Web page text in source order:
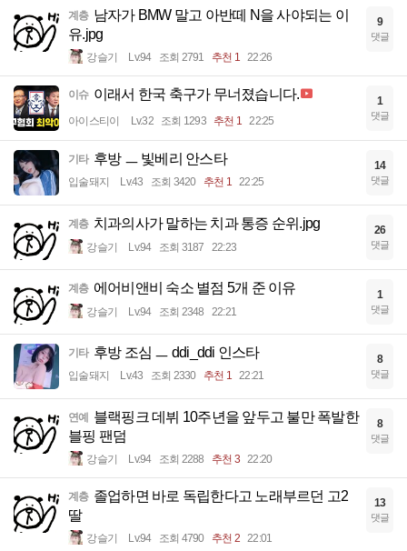
계층 남자가 BMW 말고 아반떼 N을 사야되는 이
유.jpg
강슬기 Lv.94 조회 2791 추천 1 22:26
9
댓글
이슈 이래서 한국 축구가 무너졌습니다.
아이스티이 Lv.32 조회 1293 추천 1 22:25
1
댓글
기타 후방 ㅡ 빛베리 안스타
입술돼지 Lv.43 조회 3420 추천 1 22:25
14
댓글
계층 치과의사가 말하는 치과 통증 순위.jpg
강슬기 Lv.94 조회 3187 22:23
26
댓글
계층 에어비앤비 숙소 별점 5개 준 이유
강슬기 Lv.94 조회 2348 22:21
1
댓글
기타 후방 조심 ㅡ ddi_ddi 인스타
입술돼지 Lv.43 조회 2330 추천 1 22:21
8
댓글
연예 블랙핑크 데뷔 10주년을 앞두고 불만 폭발한
블핑 팬덤
강슬기 Lv.94 조회 2288 추천 3 22:20
8
댓글
계층 졸업하면 바로 독립한다고 노래부르던 고2
딸
강슬기 Lv.94 조회 4790 추천 2 22:01
13
댓글